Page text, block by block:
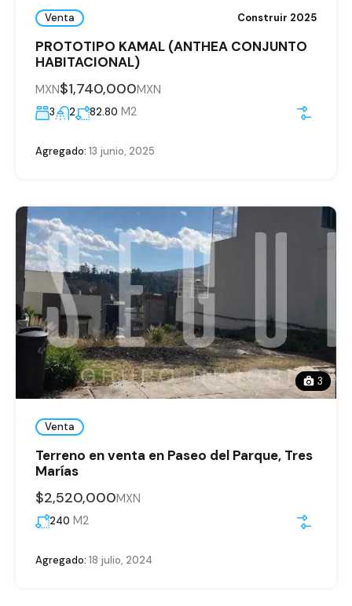
Venta Construir 2025
PROTOTIPO KAMAL (ANTHEA CONJUNTO
HABITACIONAL)
MXN$1,740,000MXN
3 2 82.80 M2
Agregado: 13 junio, 2025
3
Venta
Terreno en venta en Paseo del Parque, Tres
Marías
$2,520,000MXN
240 M2
Agregado: 18 julio, 2024